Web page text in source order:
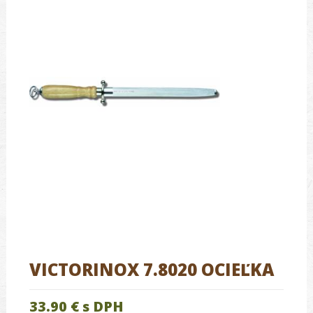
VICTORINOX 7.8020 OCIEĽKA
33.90 € s DPH